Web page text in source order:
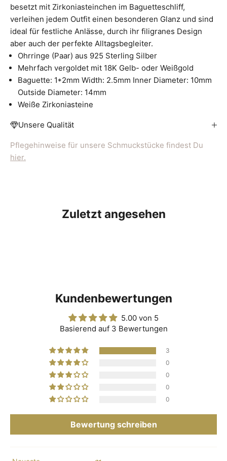
besetzt mit Zirkoniasteinchen im Baguetteschliff,
verleihen jedem Outfit einen besonderen Glanz und sind
ideal für festliche Anlässe, durch ihr filigranes Design
aber auch der perfekte Alltagsbegleiter.
Ohrringe (Paar) aus 925 Sterling Silber
Mehrfach vergoldet mit 18K Gelb- oder Weißgold
Baguette: 1*2mm Width: 2.5mm Inner Diameter: 10mm
Outside Diameter: 14mm
Weiße Zirkoniasteine
Unsere Qualität
Pflegehinweise für unsere Schmuckstücke findest Du
hier.
Zuletzt angesehen
Kundenbewertungen
5.00 von 5
Basierend auf 3 Bewertungen
3
0
0
0
0
Bewertung schreiben